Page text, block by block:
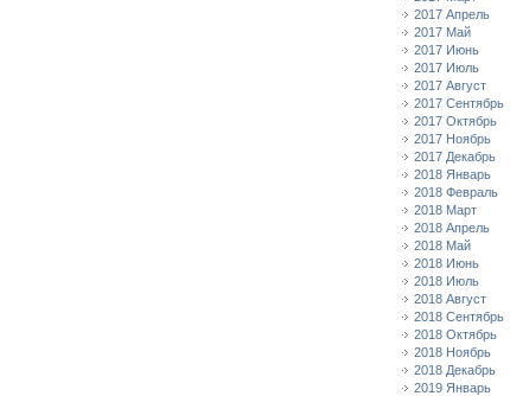
2017 Апрель
2017 Май
2017 Июнь
2017 Июль
2017 Август
2017 Сентябрь
2017 Октябрь
2017 Ноябрь
2017 Декабрь
2018 Январь
2018 Февраль
2018 Март
2018 Апрель
2018 Май
2018 Июнь
2018 Июль
2018 Август
2018 Сентябрь
2018 Октябрь
2018 Ноябрь
2018 Декабрь
2019 Январь